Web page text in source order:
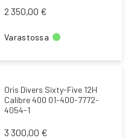
2 350,00 €
Varastossa
Oris Divers Sixty-Five 12H
Calibre 400 01-400-7772-
4054-1
3 300,00 €